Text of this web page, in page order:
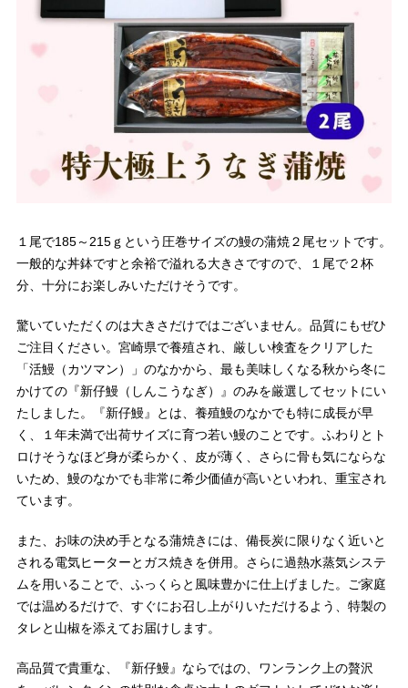
１尾で185～215ｇという圧巻サイズの鰻の蒲焼２尾セットです。
一般的な丼鉢ですと余裕で溢れる大きさですので、１尾で２杯
分、十分にお楽しみいただけそうです。
驚いていただくのは大きさだけではございません。品質にもぜひ
ご注目ください。宮崎県で養殖され、厳しい検査をクリアした
「活鰻（カツマン）」のなかから、最も美味しくなる秋から冬に
かけての『新仔鰻（しんこうなぎ）』のみを厳選してセットにい
たしました。『新仔鰻』とは、養殖鰻のなかでも特に成長が早
く、１年未満で出荷サイズに育つ若い鰻のことです。ふわりとト
ロけそうなほど身が柔らかく、皮が薄く、さらに骨も気にならな
いため、鰻のなかでも非常に希少価値が高いといわれ、重宝され
ています。
また、お味の決め手となる蒲焼きには、備長炭に限りなく近いと
される電気ヒーターとガス焼きを併用。さらに過熱水蒸気システ
ムを用いることで、ふっくらと風味豊かに仕上げました。ご家庭
では温めるだけで、すぐにお召し上がりいただけるよう、特製の
タレと山椒を添えてお届けします。
高品質で貴重な、『新仔鰻』ならではの、ワンランク上の贅沢